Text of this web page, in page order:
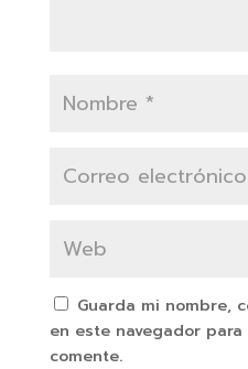
Guarda mi nombre,
en este navegador
comente.